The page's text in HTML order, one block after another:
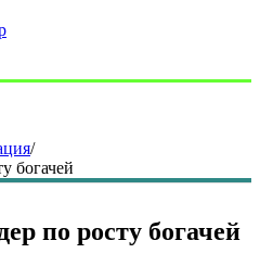
/
богачей
по росту богачей